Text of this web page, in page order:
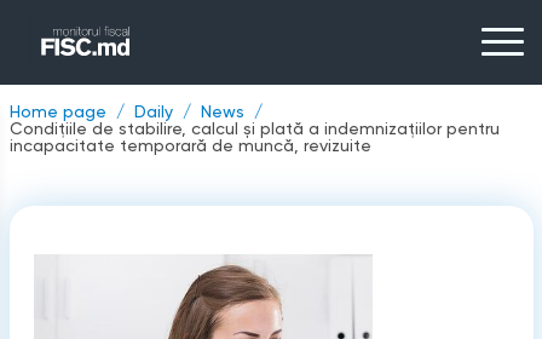
Home page Daily
News
Condițiile de stabilire, calcul și plată a indemnizațiilor pentru
incapacitate temporară de muncă, revizuite